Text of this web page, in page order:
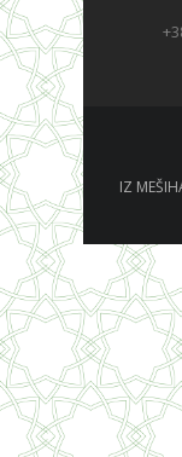
IZ